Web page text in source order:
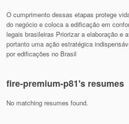
O cumprimento dessas etapas protege
do negócio e coloca a edificação em
legais brasileiras Priorizar a elaboração e
portanto uma ação estratégica
por edificações no Brasil
fire-premium-p81's resumes
No matching resumes found.